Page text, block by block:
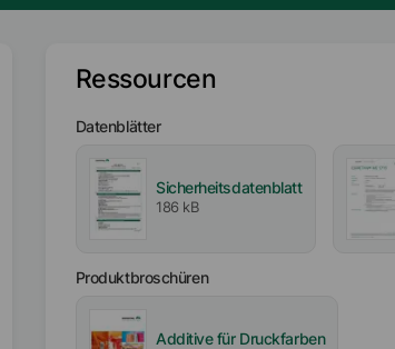
Ressourcen
Datenblätter
Sicherheitsdatenblatt
186 kB
Produktbroschüren
Additive für Druckfarben